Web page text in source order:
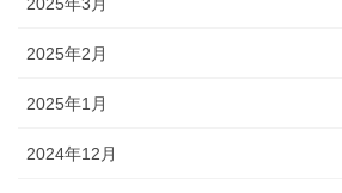
2025年2月
2025年1月
2024年12月